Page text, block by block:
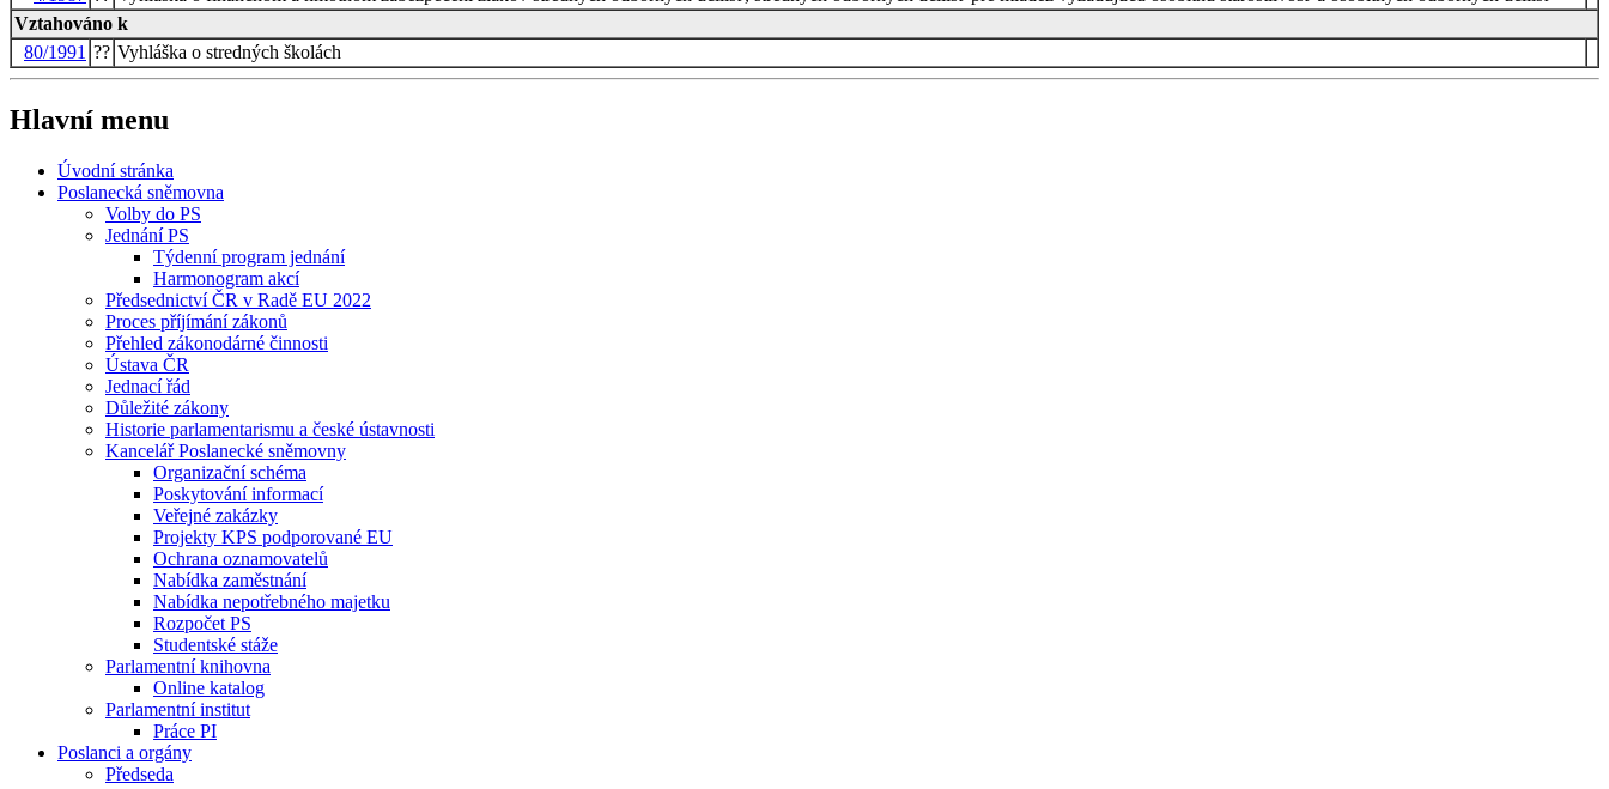
Vztahováno k
80/1991 ?? Vyhláška o stredných školách
Hlavní menu
Úvodní stránka
Poslanecká sněmovna
Volby do PS
Jednání PS
Týdenní program jednání
Harmonogram akcí
Předsednictví ČR v Radě EU 2022
Proces příjímání zákonů
Přehled zákonodárné činnosti
Ústava ČR
Jednací řád
Důležité zákony
Historie parlamentarismu a české ústavnosti
Kancelář Poslanecké sněmovny
Organizační schéma
Poskytování informací
Veřejné zakázky
Projekty KPS podporované EU
Ochrana oznamovatelů
Nabídka zaměstnání
Nabídka nepotřebného majetku
Rozpočet PS
Studentské stáže
Parlamentní knihovna
Online katalog
Parlamentní institut
Práce PI
Poslanci a orgány
Předseda